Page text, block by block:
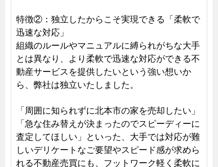
特徴②：独立したからこそ実現できる「柔軟で
迅速な対応」
組織のルールやマニュアルに縛られがちな大手
とは異なり、より柔軟で迅速な対応ができる不
動産サービスを提供したいという強い想いか
ら、弊社は独立いたしました。
「周囲に知られずに北本市の家を売却したい」
「急な住み替えが決まったのでスピーディーに
査定してほしい」といった、大手では対応が難
しいデリケートなご要望やスピード感が求めら
れる不動産売買にも、フットワーク軽く柔軟に